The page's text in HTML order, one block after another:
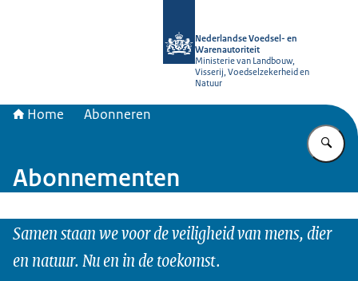
Nederlandse Voedsel- en
Warenautoriteit
Ministerie van Landbouw,
Visserij, Voedselzekerheid en
Natuur
Home Abonneren
Abonnementen
Samen staan we voor de veiligheid van mens, dier
en natuur. Nu en in de toekomst.